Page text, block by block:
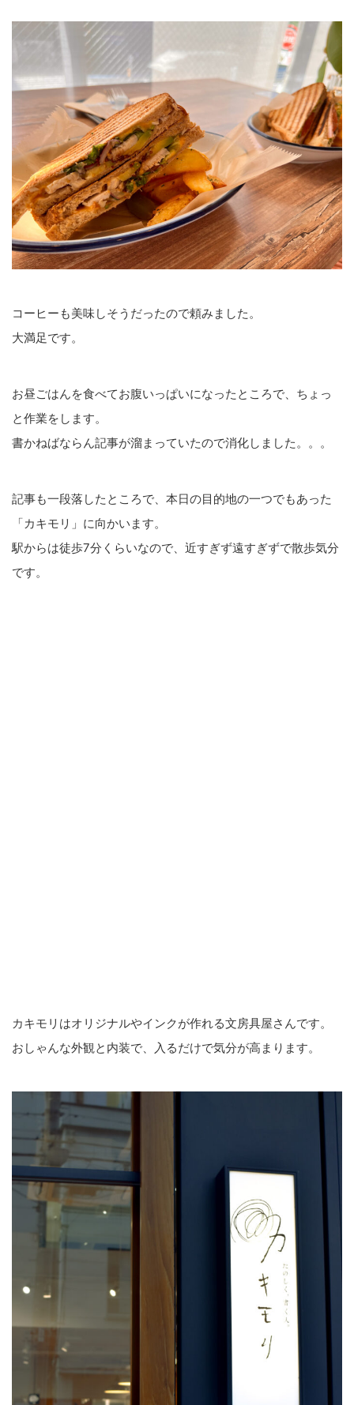
コーヒーも美味しそうだったので頼みました。
大満足です。
お昼ごはんを食べてお腹いっぱいになったところで、ちょっ
と作業をします。
書かねばならん記事が溜まっていたので消化しました。。。
記事も一段落したところで、本日の目的地の一つでもあった
「カキモリ」に向かいます。
駅からは徒歩7分くらいなので、近すぎず遠すぎずで散歩気分
です。
カキモリはオリジナルやインクが作れる文房具屋さんです。
おしゃんな外観と内装で、入るだけで気分が高まります。